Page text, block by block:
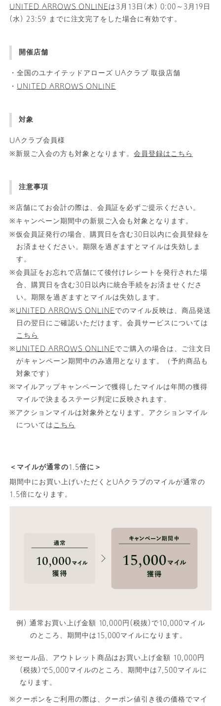
UNITED ARROWS ONLINE は3月13日(木) 0:00～3月19日
(水) 23:59 までに注文完了をした場合に有効です。
開催店舗
・全国のユナイテッドアローズ UAクラブ 取扱店舗
・ UNITED ARROWS ONLINE
対象
UAクラブ会員様
※新規ご入会の方も対象となります。会員登録はこちら
注意事項
※店舗にてお会計の際は、会員証を必ずご提示ください。
※キャンペーン期間中の新規ご入会も対象となります。
※仮会員証発行の場合、購買日を含む30日以内に会員登録を
お済ませください。期限を過ぎますとマイルは失効しま
す。
※会員証をお忘れで店舗にて後付けレシートを発行された場
合、購買日を含む30日以内に統合手続をお済ませくださ
い。期限を過ぎますとマイルは失効します。
※ UNITED ARROWS ONLINE でのマイル反映は、商品発送
日の翌日にご確認いただけます。会員サービスについては
こちら
※ UNITED ARROWS ONLINE でご購入の場合は、ご注文日
がキャンペーン期間中のみ適用となります。（予約商品も
対象です）
※マイルアップキャンペーンで獲得したマイルは年間の獲得
マイルで決まるステージ判定に反映されます。
※アクションマイルは対象外となります。アクションマイル
については こちら
＜マイルが通常の1.5倍に＞
期間中にお買い上げいただくとUAクラブのマイルが通常の
1.5倍になります。
例) 通常お買い上げ金額 10,000円(税抜)で10,000マイル
のところ、期間中は15,000マイルになります。
※セール品、アウトレット商品はお買い上げ金額 10,000円
(税抜)で5,000マイルのところ、期間中は7,500マイルに
なります。
※クーポンをご利用の際は、クーポン値引き後の価格でマイ